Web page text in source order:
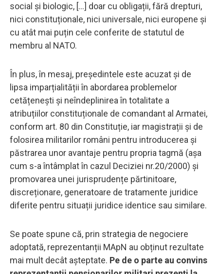
social și biologic, [...] doar cu obligații, fără drepturi,
nici constituționale, nici universale, nici europene și
cu atât mai puțin cele conferite de statutul de
membru al NATO.
În plus, în mesaj, președintele este acuzat și de
lipsa imparțialității în abordarea problemelor
cetățenești și neîndeplinirea în totalitate a
atribuțiilor constituționale de comandant al Armatei,
conform art. 80 din Constituție, iar magistrații și de
folosirea militarilor români pentru introducerea și
păstrarea unor avantaje pentru propria tagmă (așa
cum s-a întâmplat în cazul Deciziei nr.20/2000) și
promovarea unei jurisprudențe părtinitoare,
discreționare, generatoare de tratamente juridice
diferite pentru situații juridice identice sau similare.
Se poate spune că, prin strategia de negociere
adoptată, reprezentanții MApN au obținut rezultate
mai mult decât așteptate. Pe de o parte au convins